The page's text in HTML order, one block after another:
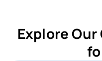
Explore